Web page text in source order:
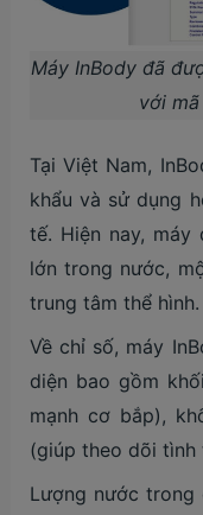
Máy InBody đã
với
Tại Việt Nam,
khẩu và sử dụng
tế. Hiện nay, máy
lớn trong nước,
trung tâm thể hình.
Về chỉ số, máy
diện bao gồm
mạnh cơ bắp),
(giúp theo dõi tình
Lượng nước